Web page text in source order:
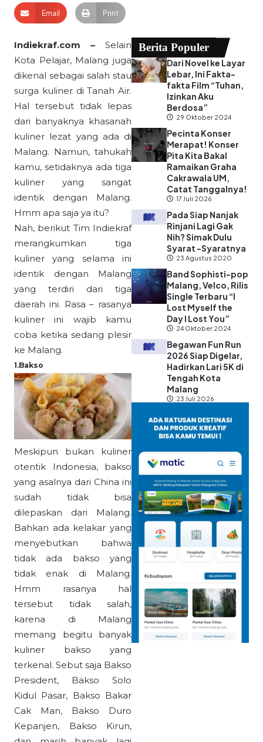
Email Print
Indiekraf.com – Selain
Kota Pelajar, Malang juga
dikenal sebagai salah stau
surga kuliner di Tanah Air.
Hal tersebut tidak lepas
dari banyaknya khasanah
kuliner lezat yang ada di
Malang. Namun, tahukah
kamu, setidaknya ada tiga
kuliner yang sangat
identik dengan Malang.
Hmm apa saja ya itu?
Nah, berikut Tim Indiekraf
merangkumkan tiga
kuliner yang selama ini
identik dengan Malang
yang terdiri dari tiga
daerah ini. Rasa – rasanya
kuliner ini wajib kamu
coba ketika sedang plesir
ke Malang.
1.Bakso
Meskipun bukan kuliner
otentik Indonesia, bakso
yang asalnya dari China ini
sudah tidak bisa
dilepaskan dari Malang.
Bahkan ada kelakar yang
menyebutkan bahwa
tidak ada bakso yang
tidak enak di Malang.
Hmm rasanya hal
tersebut tidak salah,
karena di Malang
memang begitu banyak
kuliner bakso yang
terkenal. Sebut saja Bakso
President, Bakso Solo
Kidul Pasar, Bakso Bakar
Cak Man, Bakso Duro
Kepanjen, Bakso Kirun,
Berita Populer
Dari Novel ke Layar
Lebar, Ini Fakta-
fakta Film “Tuhan,
Izinkan Aku
Berdosa”
29 Oktober 2024
Pecinta Konser
Merapat! Konser
Pita Kita Bakal
Ramaikan Graha
Cakrawala UM,
Catat Tanggalnya!
17 Juli 2026
Pada Siap Nanjak
Rinjani Lagi Gak
Nih? Simak Dulu
Syarat -Syaratnya
23 Agustus 2020
Band Sophisti-pop
Malang, Velco, Rilis
Single Terbaru “I
Lost Myself the
Day I Lost You”
24 Oktober 2024
Begawan Fun Run
2026 Siap Digelar,
Hadirkan Lari 5K di
Tengah Kota
Malang
23 Juli 2026